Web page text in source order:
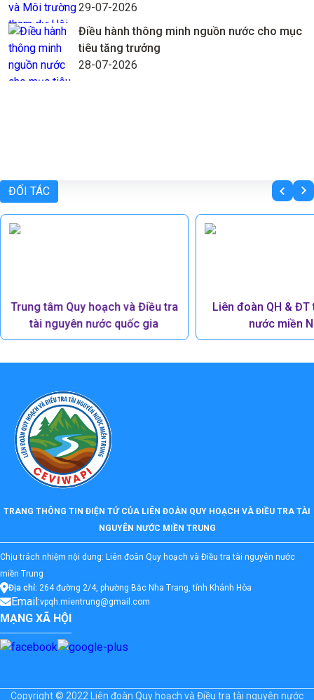
Trung ương 3
29-07-2026
Điều hành thông minh nguồn nước cho mục
tiêu tăng trưởng
28-07-2026
ĐỐI TÁC
Liên đoàn QH & ĐT tài nguyên
nước miền Nam
Bộ Tài nguyên và
TRANG THÔNG TIN ĐIỆN TỬ CỦA LIÊN ĐOÀN QUY HOẠCH VÀ ĐIỀU TRA TÀI
NGUYÊN NƯỚC MIỀN TRUNG
Chịu trách nhiệm nội dung: Liên đoàn Quy hoạch và Điều tra tài nguyên nước
miền Trung
Địa chỉ: 264 đường 2/4, phường Bắc Nha Trang, tỉnh Khánh Hòa
Email:vpqh.mientrung@gmail.com
MẠNG XÃ HỘI
Copyright © 2022 Liên đoàn Quy hoạch và Điều tra tài nguyên nước